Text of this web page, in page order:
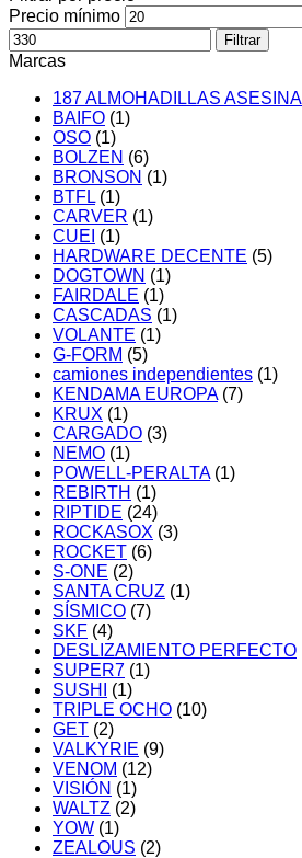
Precio mínimo
Filtrar
Marcas
187 ALMOHADILLAS
BAIFO (1)
OSO (1)
BOLZEN (6)
BRONSON (1)
BTFL (1)
CARVER (1)
CUEI (1)
HARDWARE DECENTE (5)
DOGTOWN (1)
FAIRDALE (1)
CASCADAS (1)
VOLANTE (1)
G-FORM (5)
camiones independientes (1)
KENDAMA EUROPA (7)
KRUX (1)
CARGADO (3)
NEMO (1)
POWELL-PERALTA (1)
REBIRTH (1)
RIPTIDE (24)
ROCKASOX (3)
ROCKET (6)
S-ONE (2)
SANTA CRUZ (1)
SÍSMICO (7)
SKF (4)
DESLIZAMIENTO PERFECTO
SUPER7 (1)
SUSHI
(1)
TRIPLE OCHO (10)
GET (2)
VALKYRIE (9)
VENOM (12)
VISIÓN (1)
WALTZ (2)
YOW (1)
ZEALOUS (2)